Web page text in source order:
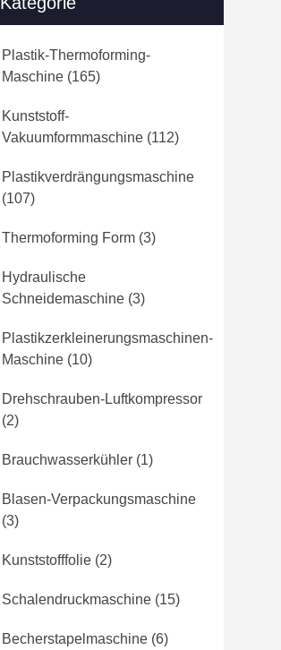
Plastik-Thermoforming-
Maschine (165)
Kunststoff-
Vakuumformmaschine (112)
Plastikverdrängungsmaschine
(107)
Thermoforming Form (3)
Hydraulische
Schneidemaschine (3)
Plastikzerkleinerungsmaschinen-
Maschine (10)
Drehschrauben-Luftkompressor
(2)
Brauchwasserkühler (1)
Blasen-Verpackungsmaschine
(3)
Kunststofffolie (2)
Schalendruckmaschine (15)
Becherstapelmaschine (6)